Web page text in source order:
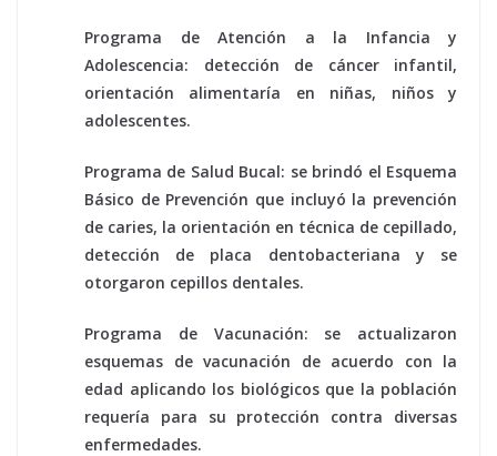
Programa de Atención a la Infancia y
Adolescencia: detección de cáncer infantil,
orientación alimentaría en niñas, niños y
adolescentes.
Programa de Salud Bucal: se brindó el Esquema
Básico de Prevención que incluyó la prevención
de caries, la orientación en técnica de cepillado,
detección de placa dentobacteriana y se
otorgaron cepillos dentales.
Programa de Vacunación: se actualizaron
esquemas de vacunación de acuerdo con la
edad aplicando los biológicos que la población
requería para su protección contra diversas
enfermedades.